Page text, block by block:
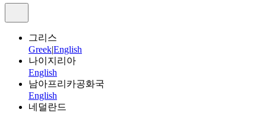
그리스
Greek|English
나이지리아
English
남아프리카공화국
English
네덜란드